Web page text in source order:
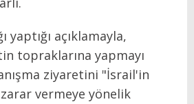
yaptığı açıklamayla,
topraklarına yapmayı
ziyaretini "İsrail'in
vermeye yönelik